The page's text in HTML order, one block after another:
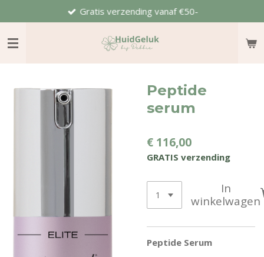
direct
naar
de
hoofdinhoud
Gratis verzending vanaf €50-
Peptide
serum
€ 116,00
GRATIS verzending
In
winkelwagen
Peptide Serum